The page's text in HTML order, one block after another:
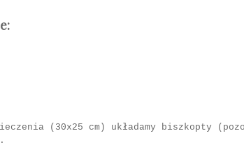
(30x25 cm) układamy biszkopty